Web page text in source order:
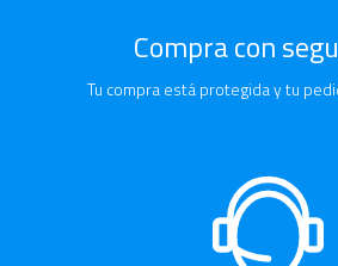
Compra con
Tu compra está protegida y tu